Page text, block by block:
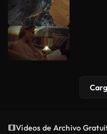
Vídeos de Archivo